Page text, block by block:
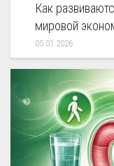
Как
мировой
05.01.2026